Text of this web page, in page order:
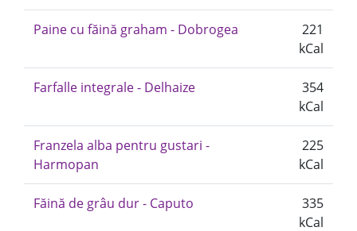
Paine cu făină graham - Dobrogea
221
kCal
Farfalle integrale - Delhaize
354
kCal
Franzela alba pentru gustari -
Harmopan
225
kCal
Făină de grâu dur - Caputo
335
kCal